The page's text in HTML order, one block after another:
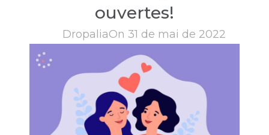
ouvertes!
DropaliaOn 31 de mai de 2022